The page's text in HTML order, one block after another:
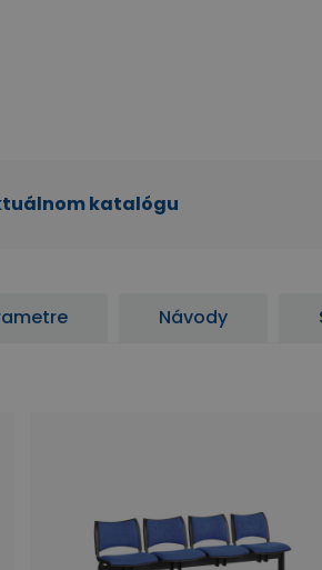
katalógu
Návody